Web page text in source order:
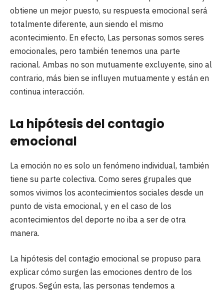
obtiene un mejor puesto, su respuesta emocional será
totalmente diferente, aun siendo el mismo
acontecimiento. En efecto, Las personas somos seres
emocionales, pero también tenemos una parte
racional. Ambas no son mutuamente excluyente, sino al
contrario, más bien se influyen mutuamente y están en
continua interacción.
La hipótesis del contagio
emocional
La emoción no es solo un fenómeno individual, también
tiene su parte colectiva. Como seres grupales que
somos vivimos los acontecimientos sociales desde un
punto de vista emocional, y en el caso de los
acontecimientos del deporte no iba a ser de otra
manera.
La hipótesis del contagio emocional se propuso para
explicar cómo surgen las emociones dentro de los
grupos. Según esta, las personas tendemos a